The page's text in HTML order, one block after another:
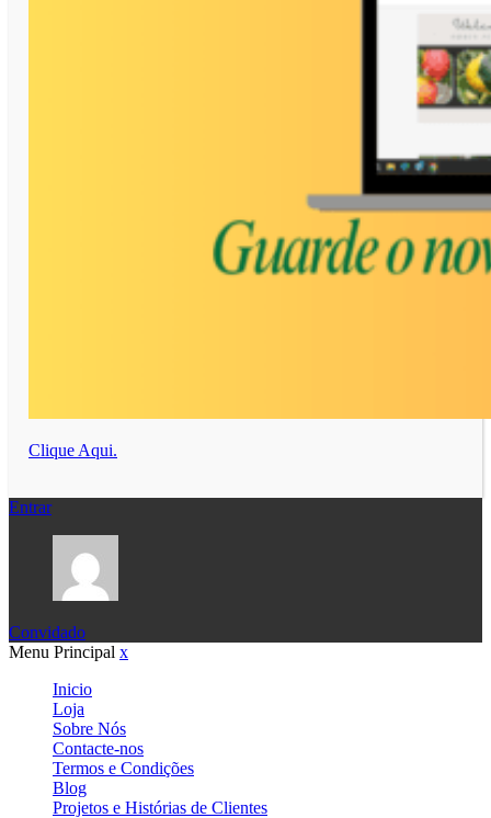
Clique Aqui.
Entrar
Convidado
Menu Principal x
Inicio
Loja
Sobre Nós
Contacte-nos
Termos e Condições
Blog
Projetos e Histórias de Clientes